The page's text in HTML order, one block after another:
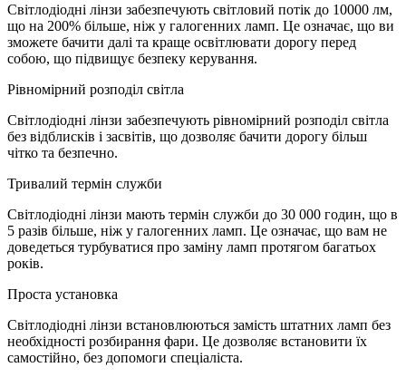
Світлодіодні лінзи забезпечують світловий потік до 10000 лм,
що на 200% більше, ніж у галогенних ламп. Це означає, що ви
зможете бачити далі та краще освітлювати дорогу перед
собою, що підвищує безпеку керування.
Рівномірний розподіл світла
Світлодіодні лінзи забезпечують рівномірний розподіл світла
без відблисків і засвітів, що дозволяє бачити дорогу більш
чітко та безпечно.
Тривалий термін служби
Світлодіодні лінзи мають термін служби до 30 000 годин, що в
5 разів більше, ніж у галогенних ламп. Це означає, що вам не
доведеться турбуватися про заміну ламп протягом багатьох
років.
Проста установка
Світлодіодні лінзи встановлюються замість штатних ламп без
необхідності розбирання фари. Це дозволяє встановити їх
самостійно, без допомоги спеціаліста.